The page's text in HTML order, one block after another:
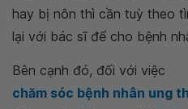
hay bị nôn thì cần tuỳ theo
lại với bác sĩ để cho bệnh
Bên cạnh đó, đối với việc
chăm sóc bệnh nhân ung